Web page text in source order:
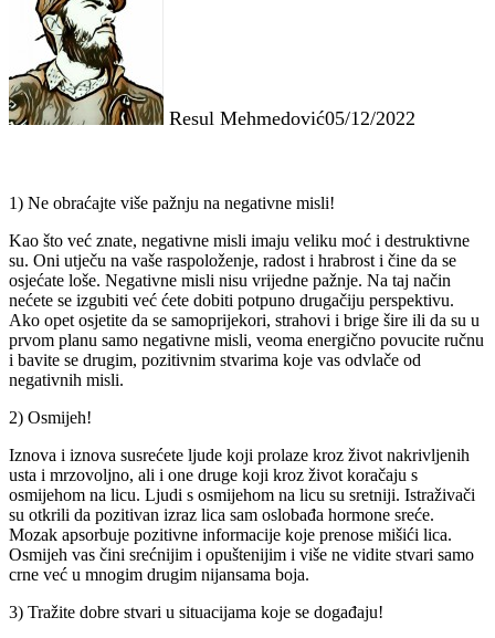
Resul Mehmedović05/12/2022
1) Ne obraćajte više pažnju na negativne misli!
Kao što već znate, negativne misli imaju veliku moć i destruktivne
su. Oni utječu na vaše raspoloženje, radost i hrabrost i čine da se
osjećate loše. Negativne misli nisu vrijedne pažnje. Na taj način
nećete se izgubiti već ćete dobiti potpuno drugačiju perspektivu.
Ako opet osjetite da se samoprijekori, strahovi i brige šire ili da su u
prvom planu samo negativne misli, veoma energično povucite ručnu
i bavite se drugim, pozitivnim stvarima koje vas odvlače od
negativnih misli.
2) Osmijeh!
Iznova i iznova susrećete ljude koji prolaze kroz život nakrivljenih
usta i mrzovoljno, ali i one druge koji kroz život koračaju s
osmijehom na licu. Ljudi s osmijehom na licu su sretniji. Istraživači
su otkrili da pozitivan izraz lica sam oslobađa hormone sreće.
Mozak apsorbuje pozitivne informacije koje prenose mišići lica.
Osmijeh vas čini srećnijim i opuštenijim i više ne vidite stvari samo
crne već u mnogim drugim nijansama boja.
3) Tražite dobre stvari u situacijama koje se događaju!